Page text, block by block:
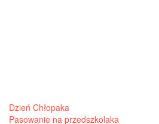
Post
Dzień Chłopaka
Pasowanie na przedszkolaka